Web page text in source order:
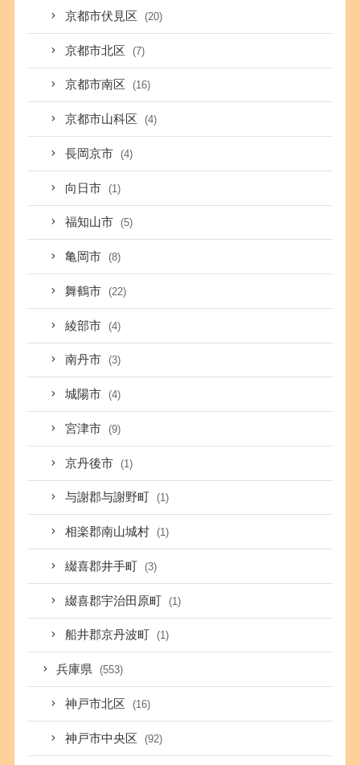
京都市伏見区 (20)
京都市北区 (7)
京都市南区 (16)
京都市山科区 (4)
長岡京市 (4)
向日市 (1)
福知山市 (5)
亀岡市 (8)
舞鶴市 (22)
綾部市 (4)
南丹市 (3)
城陽市 (4)
宮津市 (9)
京丹後市 (1)
与謝郡与謝野町 (1)
相楽郡南山城村 (1)
綴喜郡井手町 (3)
綴喜郡宇治田原町 (1)
船井郡京丹波町 (1)
兵庫県 (553)
神戸市北区 (16)
神戸市中央区 (92)